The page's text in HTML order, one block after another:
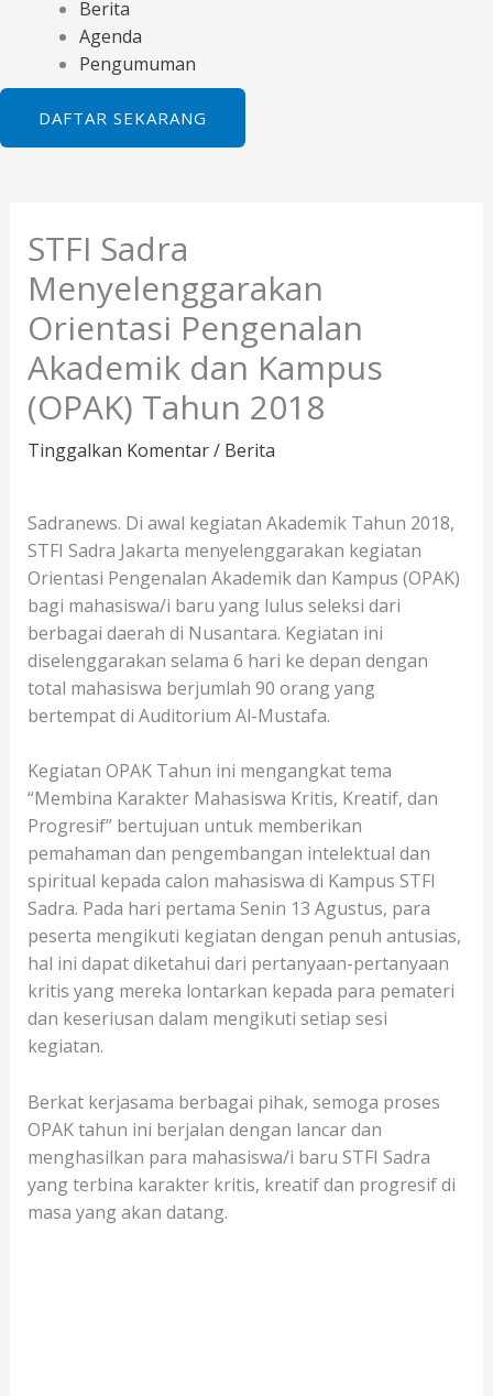
Berita
Agenda
Pengumuman
DAFTAR SEKARANG
STFI Sadra
Menyelenggarakan
Orientasi Pengenalan
Akademik dan Kampus
(OPAK) Tahun 2018
Tinggalkan Komentar/ Berita
Sadranews. Di awal kegiatan Akademik Tahun 2018,
STFI Sadra Jakarta menyelenggarakan kegiatan
Orientasi Pengenalan Akademik dan Kampus (OPAK)
bagi mahasiswa/i baru yang lulus seleksi dari
berbagai daerah di Nusantara. Kegiatan ini
diselenggarakan selama 6 hari ke depan dengan
total mahasiswa berjumlah 90 orang yang
bertempat di Auditorium Al-Mustafa.
Kegiatan OPAK Tahun ini mengangkat tema
“Membina Karakter Mahasiswa Kritis, Kreatif, dan
Progresif” bertujuan untuk memberikan
pemahaman dan pengembangan intelektual dan
spiritual kepada calon mahasiswa di Kampus STFI
Sadra. Pada hari pertama Senin 13 Agustus, para
peserta mengikuti kegiatan dengan penuh antusias,
hal ini dapat diketahui dari pertanyaan-pertanyaan
kritis yang mereka lontarkan kepada para pemateri
dan keseriusan dalam mengikuti setiap sesi
kegiatan.
Berkat kerjasama berbagai pihak, semoga proses
OPAK tahun ini berjalan dengan lancar dan
menghasilkan para mahasiswa/i baru STFI Sadra
yang terbina karakter kritis, kreatif dan progresif di
masa yang akan datang.